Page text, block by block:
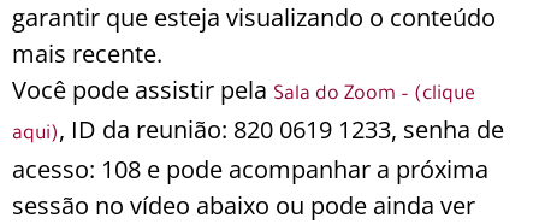
garantir que esteja visualizando o conteúdo
mais recente.
Você pode assistir pela Sala do Zoom – (clique
aqui), ID da reunião: 820 0619 1233, senha de
acesso: 108 e pode acompanhar a próxima
sessão no vídeo abaixo ou pode ainda ver